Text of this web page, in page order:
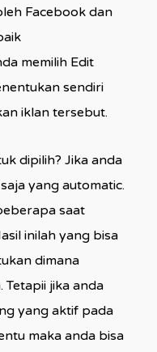
Facebook dan
memilih Edit
sendiri
iklan tersebut.
dipilih? Jika anda
yang automatic.
saat
inilah yang bisa
dimana
jika anda
yang aktif pada
maka anda bisa